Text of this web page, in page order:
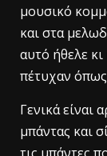
μουσικό
και στα
αυτό ήθελε
πέτυχαν
Γενικά είναι
μπάντας και